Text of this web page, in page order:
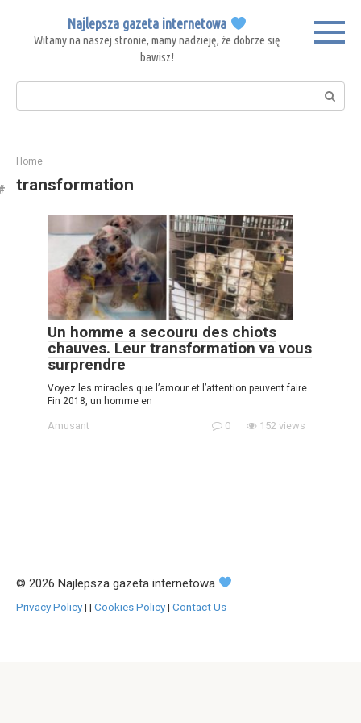
content
Najlepsza gazeta internetowa
Witamy na naszej stronie, mamy nadzieję, że dobrze się
bawisz!
Search:
Home
transformation
Un homme a secouru des chiots
chauves. Leur transformation va vous
surprendre
Voyez les miracles que l’amour et l’attention peuvent faire.
Fin 2018, un homme en
Amusant 0 152 views
© 2026 Najlepsza gazeta internetowa
Privacy Policy| | Cookies Policy| Contact Us